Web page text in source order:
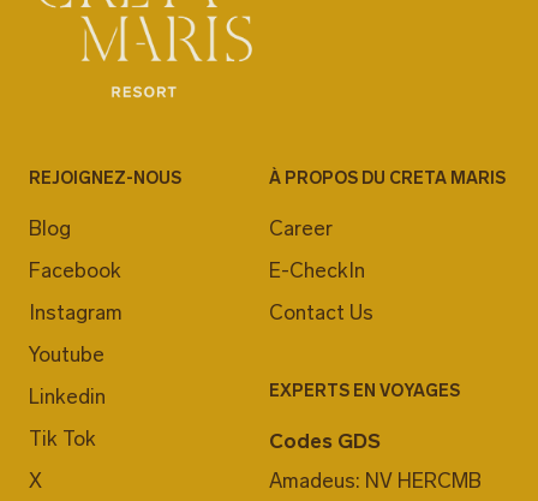
REJOIGNEZ-NOUS
Blog
Facebook
Instagram
Youtube
Linkedin
Tik Tok
X
À PROPOS DU CRETA MARIS
Career
E-CheckIn
Contact Us
EXPERTS EN VOYAGES
Codes GDS
Amadeus: NV HERCMB